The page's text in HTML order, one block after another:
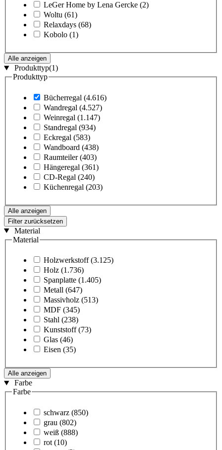
LeGer Home by Lena Gercke (2)
Woltu (61)
Relaxdays (68)
Kobolo (1)
Alle anzeigen
Produkttyp(1)
Produkttyp
Bücherregal (4.616)
Wandregal (4.527)
Weinregal (1.147)
Standregal (934)
Eckregal (583)
Wandboard (438)
Raumteiler (403)
Hängeregal (361)
CD-Regal (240)
Küchenregal (203)
Alle anzeigen
Filter zurücksetzen
Material
Material
Holzwerkstoff (3.125)
Holz (1.736)
Spanplatte (1.405)
Metall (647)
Massivholz (513)
MDF (345)
Stahl (238)
Kunststoff (73)
Glas (46)
Eisen (35)
Alle anzeigen
Farbe
Farbe
schwarz (850)
grau (802)
weiß (888)
rot (10)